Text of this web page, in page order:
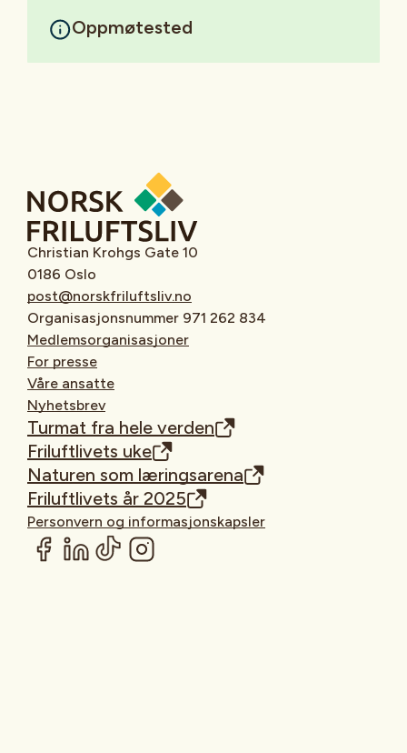
Oppmøtested
Christian Krohgs Gate 10
0186 Oslo
post@norskfriluftsliv.no
Organisasjonsnummer 971 262 834
Medlemsorganisasjoner
For presse
Våre ansatte
Nyhetsbrev
Turmat fra hele verden
Friluftlivets uke
Naturen som læringsarena
Friluftlivets år 2025
Personvern og informasjonskapsler